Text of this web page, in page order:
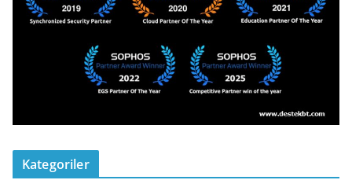
Kategoriler